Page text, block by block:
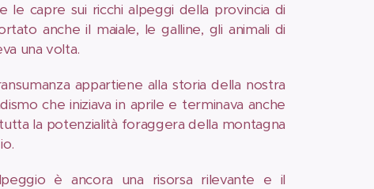
le capre sui ricchi alpeggi della provincia di
anche il maiale, le galline, gli animali di
una volta.
appartiene alla storia della nostra
che iniziava in aprile e terminava anche
la potenzialità foraggera della montagna
è ancora una risorsa rilevante e il